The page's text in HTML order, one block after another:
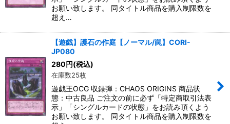
お願い致します。 同タイトル商品を購入制限数を
超え…
【遊戯】護石の作庭【ノーマル/罠】CORI-
JP080
280円(税込)
在庫数25枚
遊戯王OCG 収録弾：CHAOS ORIGINS 商品状
態：中古良品 ご注文の前に必ず「特定商取引法表
示」「シングルカードの状態」をお読み頂くよう
お願い致します。 同タイトル商品を購入制限数を